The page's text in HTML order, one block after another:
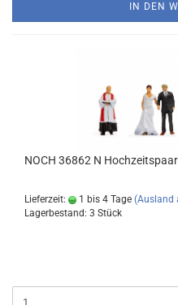
IN DEN
NOCH 36862 N Hochzeitspaar
Lieferzeit: 1 bis 4 Tage (Ausland
Lagerbestand: 3 Stück